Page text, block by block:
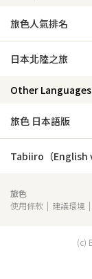
旅色人氣排名
日本北陸之旅
Other Languages
旅色 日本語版
Tabiiro（English
旅色
使用條款
建議環境
(c)